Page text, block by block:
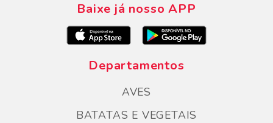
Baixe já nosso APP
Departamentos
AVES
BATATAS E VEGETAIS